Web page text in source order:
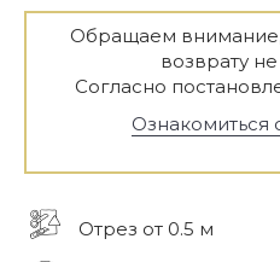
Обращаем внимание,
возврату
Согласно
Ознакомиться
Отрез от 0.5 м